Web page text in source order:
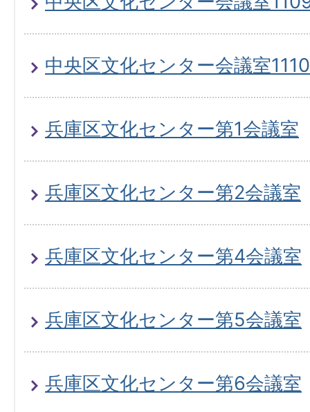
中央区文化センター会議室1110
兵庫区文化センター第1会議室
兵庫区文化センター第2会議室
兵庫区文化センター第4会議室
兵庫区文化センター第5会議室
兵庫区文化センター第6会議室